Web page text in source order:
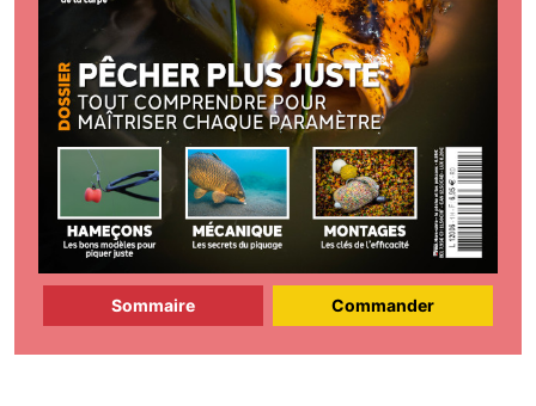
Sommaire Commander